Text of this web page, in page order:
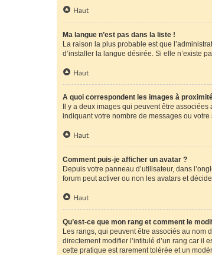
Haut
Ma langue n’est pas dans la liste !
La raison la plus probable est que
d’installer la langue désirée. Si elle n’existe
Haut
A quoi correspondent les images à
Il y a deux images qui peuvent être
indiquant votre nombre de messages ou
Haut
Comment puis-je afficher un avatar ?
Depuis votre panneau d’utilisateur, dans
forum peut activer ou non les avatars et
Haut
Qu’est-ce que mon rang et comment le
Les rangs, qui peuvent être associés au nom
directement modifier l’intitulé d’un rang car il
cette pratique est rarement tolérée et un